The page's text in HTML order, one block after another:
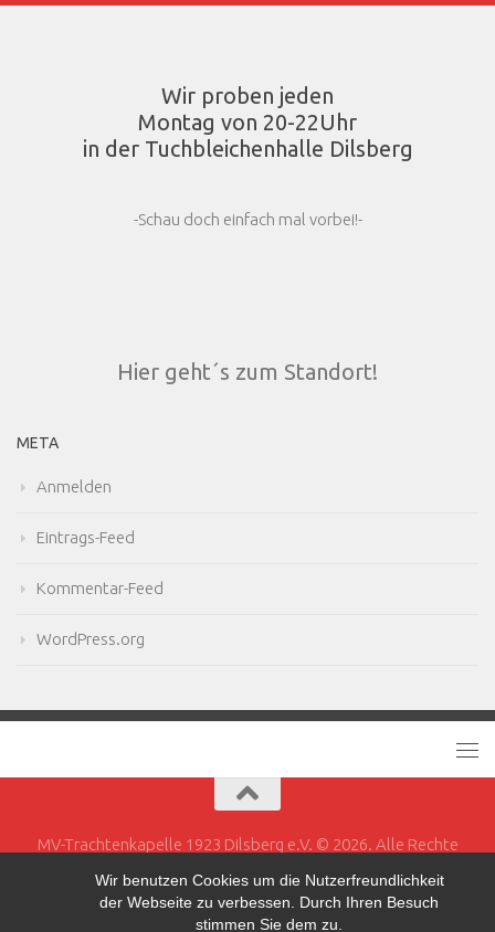
Wir benutzen Cookies um die Nutzerfreundlichkeit
der Webseite zu verbessen. Durch Ihren Besuch
stimmen Sie dem zu.
Wir proben jeden
Montag von 20-22Uhr
in der Tuchbleichenhalle Dilsberg
-Schau doch einfach mal vorbei!-
Hier geht´s zum Standort!
META
Anmelden
Eintrags-Feed
Kommentar-Feed
WordPress.org
MV-Trachtenkapelle 1923 Dilsberg e.V. © 2026. Alle Rechte
Powered by - Entworfen mit demHueman-Theme